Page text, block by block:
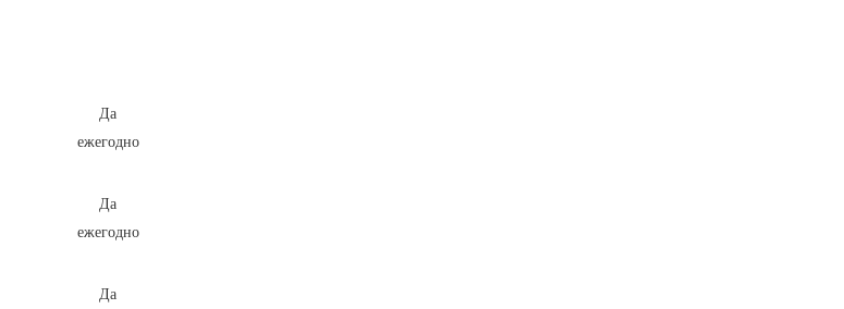
Да
ежегодно
Да
ежегодно
Да